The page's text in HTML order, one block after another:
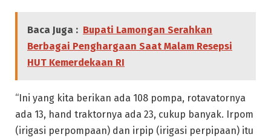
Baca Juga : Bupati Lamongan Serahkan
Berbagai Penghargaan Saat Malam Resepsi
HUT Kemerdekaan RI
“Ini yang kita berikan ada 108 pompa, rotavatornya
ada 13, hand traktornya ada 23, cukup banyak. Irpom
(irigasi perpompaan) dan irpip (irigasi perpipaan) itu